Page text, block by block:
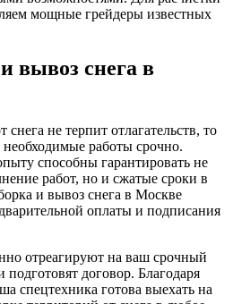
мощные грейдеры известных
вывоз снега в
не терпит отлагательств, то
работы срочно.
способны гарантировать не
работ, но и сжатые сроки в
и вывоз снега в Москве
оплаты и подписания
отреагируют на ваш срочный
подготовят договор. Благодаря
спецтехника готова выехать на